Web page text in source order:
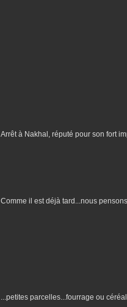
Arrêt à Nakhal, réputé pour son fort
Comme il est déjà tard...nous
...petites parcelles...fourrage ou